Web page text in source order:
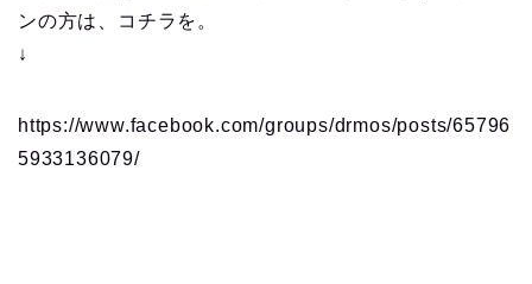
ンの方は、コチラを。
↓
https://www.facebook.com/groups/drmos/posts/65796
5933136079/